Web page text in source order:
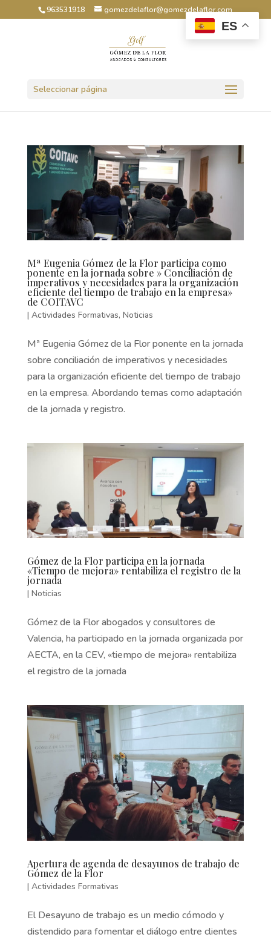
963531918 gomezdelaflor@gomezdelaflor.com
Seleccionar página
Mª Eugenia Gómez de la Flor participa como
ponente en la jornada sobre » Conciliación de
imperativos y necesidades para la organización
eficiente del tiempo de trabajo en la empresa»
de COITAVC
| Actividades Formativas, Noticias
Mª Eugenia Gómez de la Flor ponente en la jornada
sobre conciliación de imperativos y necesidades
para la organización eficiente del tiempo de trabajo
en la empresa. Abordando temas como adaptación
de la jornada y registro.
Gómez de la Flor participa en la jornada
«Tiempo de mejora» rentabiliza el registro de la
jornada
| Noticias
Gómez de la Flor abogados y consultores de
Valencia, ha participado en la jornada organizada por
AECTA, en la CEV, «tiempo de mejora» rentabiliza
el registro de la jornada
Apertura de agenda de desayunos de trabajo de
Gómez de la Flor
| Actividades Formativas
El Desayuno de trabajo es un medio cómodo y
distendido para fomentar el diálogo entre clientes
ES